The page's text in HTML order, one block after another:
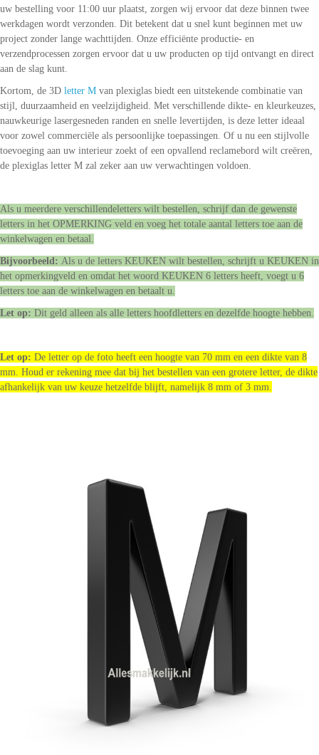
uw bestelling voor 11:00 uur plaatst, zorgen wij ervoor dat deze binnen twee
werkdagen wordt verzonden. Dit betekent dat u snel kunt beginnen met uw
project zonder lange wachttijden. Onze efficiënte productie- en
verzendprocessen zorgen ervoor dat u uw producten op tijd ontvangt en direct
aan de slag kunt.
Kortom, de 3D letter M van plexiglas biedt een uitstekende combinatie van
stijl, duurzaamheid en veelzijdigheid. Met verschillende dikte- en kleurkeuzes,
nauwkeurige lasergesneden randen en snelle levertijden, is deze letter ideaal
voor zowel commerciële als persoonlijke toepassingen. Of u nu een stijlvolle
toevoeging aan uw interieur zoekt of een opvallend reclamebord wilt creëren,
de plexiglas letter M zal zeker aan uw verwachtingen voldoen.
Als u meerdere verschillendeletters wilt bestellen, schrijf dan de gewenste
letters in het OPMERKING veld en voeg het totale aantal letters toe aan de
winkelwagen en betaal.
Bijvoorbeeld: Als u de letters KEUKEN wilt bestellen, schrijft u KEUKEN in
het opmerkingveld en omdat het woord KEUKEN 6 letters heeft, voegt u 6
letters toe aan de winkelwagen en betaalt u.
Let op: Dit geld alleen als alle letters hoofdletters en dezelfde hoogte hebben.
Let op: De letter op de foto heeft een hoogte van 70 mm en een dikte van 8
mm. Houd er rekening mee dat bij het bestellen van een grotere letter, de dikte
afhankelijk van uw keuze hetzelfde blijft, namelijk 8 mm of 3 mm.